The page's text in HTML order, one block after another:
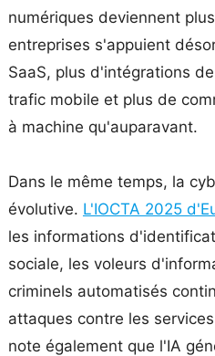
numériques deviennent
entreprises s'appuient
SaaS, plus d'intégrations
trafic mobile et plus de
à machine qu'auparavant.
Dans le même temps, la
évolutive. L'IOCTA 2025
les informations
sociale, les voleurs
criminels automatisés
attaques contre les
note également que l'IA